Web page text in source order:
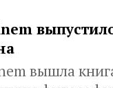
вышла